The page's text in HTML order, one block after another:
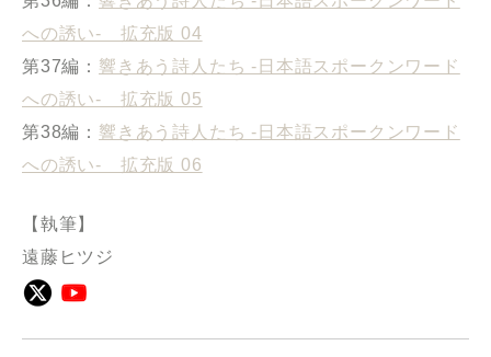
への誘い- 拡充版 04
第37編： 響きあう詩人たち -日本語スポークンワード
への誘い- 拡充版 05
第38編： 響きあう詩人たち -日本語スポークンワード
への誘い- 拡充版 06
【執筆】
遠藤ヒツジ